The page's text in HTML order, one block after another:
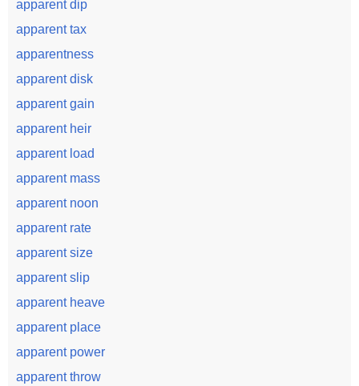
apparent dip
apparent tax
apparentness
apparent disk
apparent gain
apparent heir
apparent load
apparent mass
apparent noon
apparent rate
apparent size
apparent slip
apparent heave
apparent place
apparent power
apparent throw